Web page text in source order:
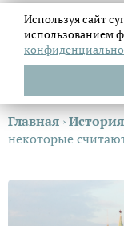
Главная ›История
некоторые
Используя сайт
использованием